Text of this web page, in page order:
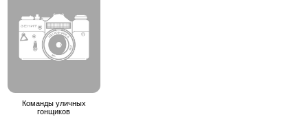
Команды уличных
гонщиков